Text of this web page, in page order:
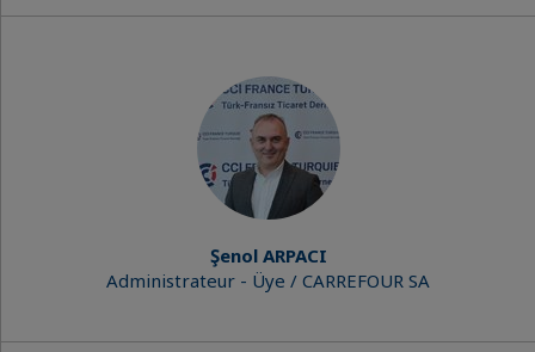
Şenol ARPACI
Administrateur - Üye / CARREFOUR SA